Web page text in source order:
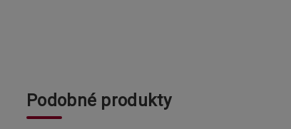
Podobné produkty